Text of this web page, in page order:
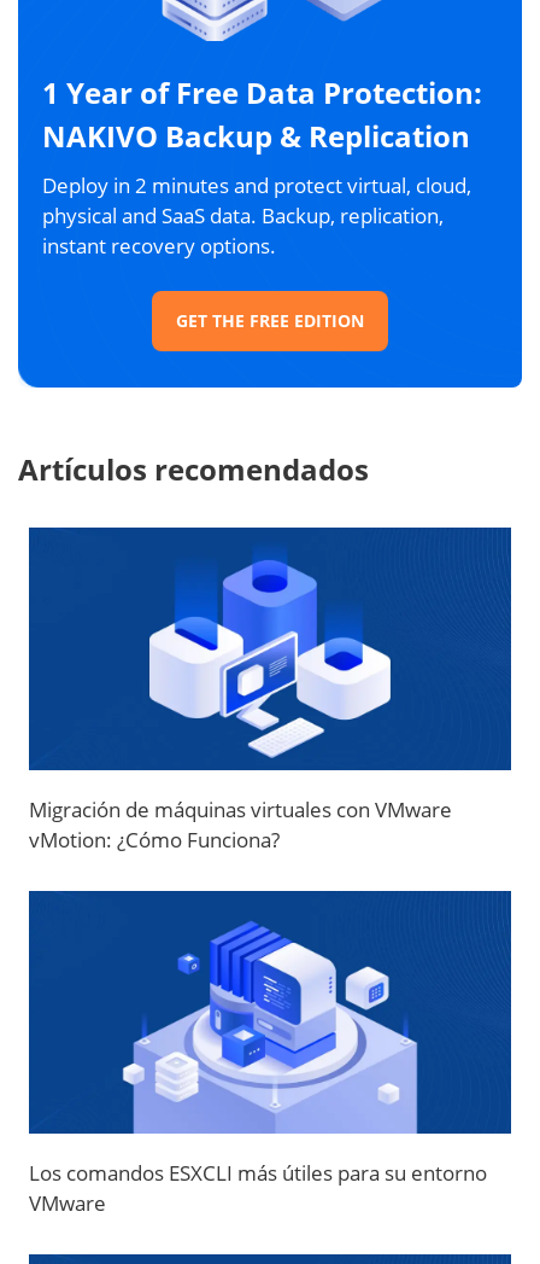
1 Year of Free Data Protection:
NAKIVO Backup & Replication
Deploy in 2 minutes and protect virtual, cloud,
physical and SaaS data. Backup, replication,
instant recovery options.
GET THE FREE EDITION
Artículos recomendados
Migración de máquinas virtuales con VMware
vMotion: ¿Cómo Funciona?
Los comandos ESXCLI más útiles para su entorno
VMware